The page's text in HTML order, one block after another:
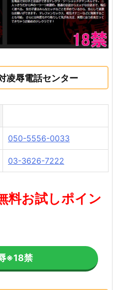
凌辱電話センター
050-5556-0033
03-3626-7222
料お試しポイン
※18禁